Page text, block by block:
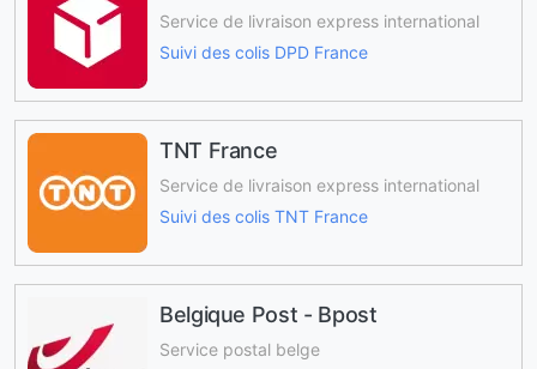
Service de livraison express international
Suivi des colis DPD France
TNT France
Service de livraison express international
Suivi des colis TNT France
Belgique Post - Bpost
Service postal belge